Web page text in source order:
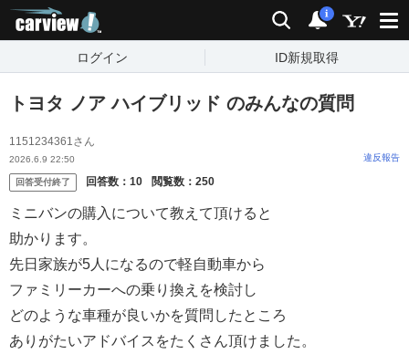
検索 通知
i
ログイン ID新規取得
トヨタ ノア ハイブリッド のみんなの質問
1151234361さん
2026.6.9 22:50 違反報告
回答受付終了 回答数： 10 閲覧数： 250
ミニバンの購入について教えて頂けると
助かります。
先日家族が5人になるので軽自動車から
ファミリーカーへの乗り換えを検討し
どのような車種が良いかを質問したところ
ありがたいアドバイスをたくさん頂けました。